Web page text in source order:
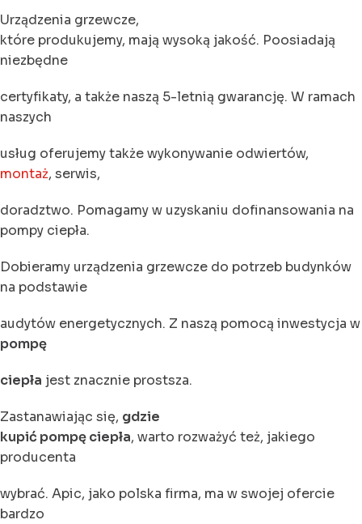
Urządzenia grzewcze,
które produkujemy, mają wysoką jakość. Poosiadają
niezbędne
certyfikaty, a także naszą 5-letnią gwarancję. W ramach
naszych
usług oferujemy także wykonywanie odwiertów,
montaż, serwis,
doradztwo. Pomagamy w uzyskaniu dofinansowania na
pompy ciepła.
Dobieramy urządzenia grzewcze do potrzeb budynków
na podstawie
audytów energetycznych. Z naszą pomocą inwestycja w
pompę
ciepła jest znacznie prostsza.
Zastanawiając się, gdzie
kupić pompę ciepła, warto rozważyć też, jakiego
producenta
wybrać. Apic, jako polska firma, ma w swojej ofercie
bardzo